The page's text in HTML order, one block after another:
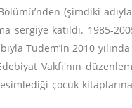
(şimdiki
katıldı. 1985-
Tudem’in 2010
Vakfı'nın
çocuk